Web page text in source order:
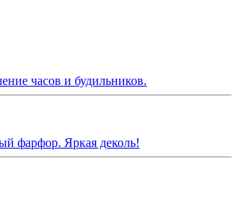
часов и будильников.
фарфор. Яркая деколь!